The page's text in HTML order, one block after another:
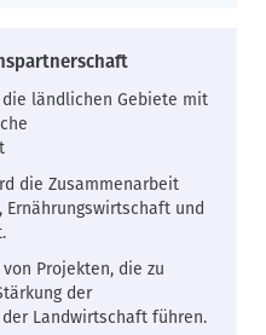
ländlichen Gebiete mit
die Zusammenarbeit
und
Projekten, die zu
der
Landwirtschaft führen.